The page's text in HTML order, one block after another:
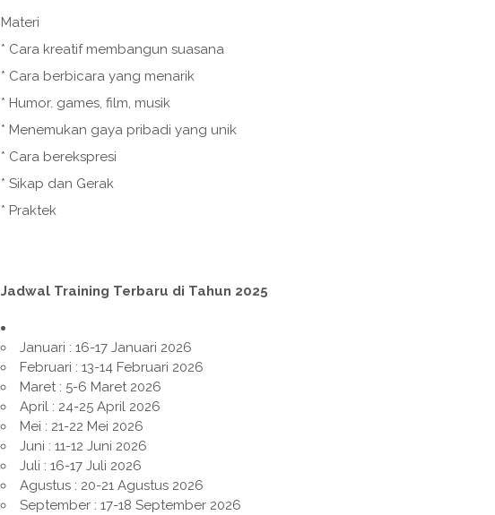
Materi
* Cara kreatif membangun suasana
* Cara berbicara yang menarik
* Humor. games, film, musik
* Menemukan gaya pribadi yang unik
* Cara berekspresi
* Sikap dan Gerak
* Praktek
Jadwal Training Terbaru di Tahun 2025
Januari : 16-17 Januari 2026
Februari : 13-14 Februari 2026
Maret : 5-6 Maret 2026
April : 24-25 April 2026
Mei : 21-22 Mei 2026
Juni : 11-12 Juni 2026
Juli : 16-17 Juli 2026
Agustus : 20-21 Agustus 2026
September : 17-18 September 2026